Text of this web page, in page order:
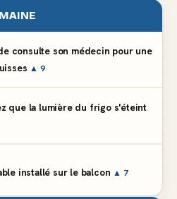
consulte son médecin pour une
▲ 9
que la lumière du frigo s'éteint
installé sur le balcon ▲ 7